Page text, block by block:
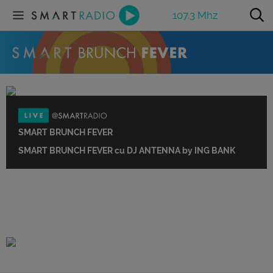
107.3 Mhz
SMART BRUNCH FEVER
SMART BRUNCH FEVER cu DJ ANTENNA by ING BANK